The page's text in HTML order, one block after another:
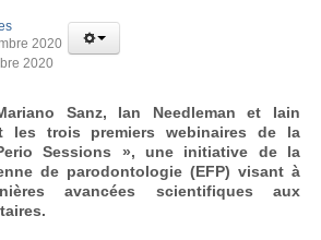
2020
2020
Sanz, Ian Needleman et Iain
les trois premiers webinaires de la
Sessions », une initiative de la
de parodontologie (EFP) visant à
avancées scientifiques aux